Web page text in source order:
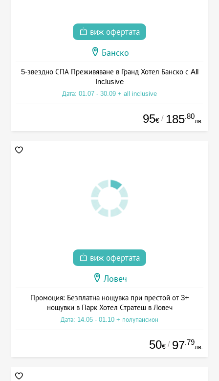
виж офертата
Банско
5-звездно СПА Преживяване в Гранд Хотел Банско с All
Inclusive
Дата: 01.07 - 30.09 + all inclusive
95€ / 185.80
лв.
виж офертата
Ловеч
Промоция: Безплатна нощувка при престой от 3+
нощувки в Парк Хотел Стратеш в Ловеч
Дата: 14.05 - 01.10 + полупансион
50€ / 97.79
лв.